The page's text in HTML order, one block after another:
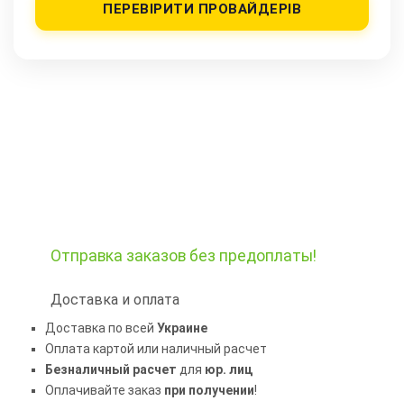
ПЕРЕВІРИТИ ПРОВАЙДЕРІВ
Отправка заказов без предоплаты!
Доставка и оплата
Доставка по всей Украине
Оплата картой или наличный расчет
Безналичный расчет для юр. лиц
Оплачивайте заказ при получении!